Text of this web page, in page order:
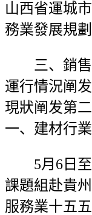
山西省運城
務業發展規
三、銷售
運行情況阐
現狀阐发第
一、建材行
5月6日至
課題組赴貴
服務業十五